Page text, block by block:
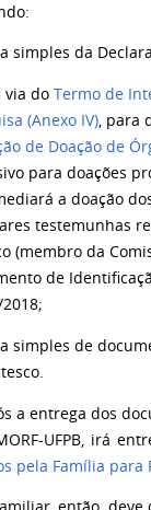
simples da
via do Termo de
(Anexo IV), para
de Doação de
para doações
a doação
testemunhas
(membro da
de
simples de
a entrega dos
UFPB, irá
pela Família para